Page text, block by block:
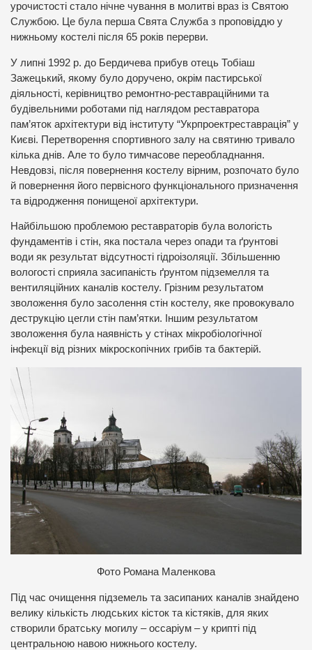
урочистості стало нічне чування в молитві враз із Святою
Службою. Це була перша Свята Служба з проповіддю у
нижньому костелі після 65 років перерви.
У липні 1992 р. до Бердичева прибув отець Тобіаш
Зажецький, якому було доручено, окрім пастирської
діяльності, керівництво ремонтно-реставраційними та
будівельними роботами під наглядом реставратора
пам’яток архітектури від інституту “Укрпроектреставрація” у
Києві. Перетворення спортивного залу на святиню тривало
кілька днів. Але то було тимчасове переобладнання.
Невдовзі, після повернення костелу вірним, розпочато було
й повернення його первісного функціонального призначення
та відродження понищеної архітектури.
Найбільшою проблемою реставраторів була вологість
фундаментів і стін, яка постала через опади та ґрунтові
води як результат відсутності гідроізоляції. Збільшенню
вологості сприяла засипаність ґрунтом підземелля та
вентиляційних каналів костелу. Грізним результатом
зволоження було засолення стін костелу, яке провокувало
деструкцію цегли стін пам’ятки. Іншим результатом
зволоження була наявність у стінах мікробіологічної
інфекції від різних мікроскопічних грибів та бактерій.
Фото Романа Маленкова
Під час очищення підземель та засипаних каналів знайдено
велику кількість людських кісток та кістяків, для яких
створили братську могилу – оссаріум – у крипті під
центральною навою нижнього костелу.